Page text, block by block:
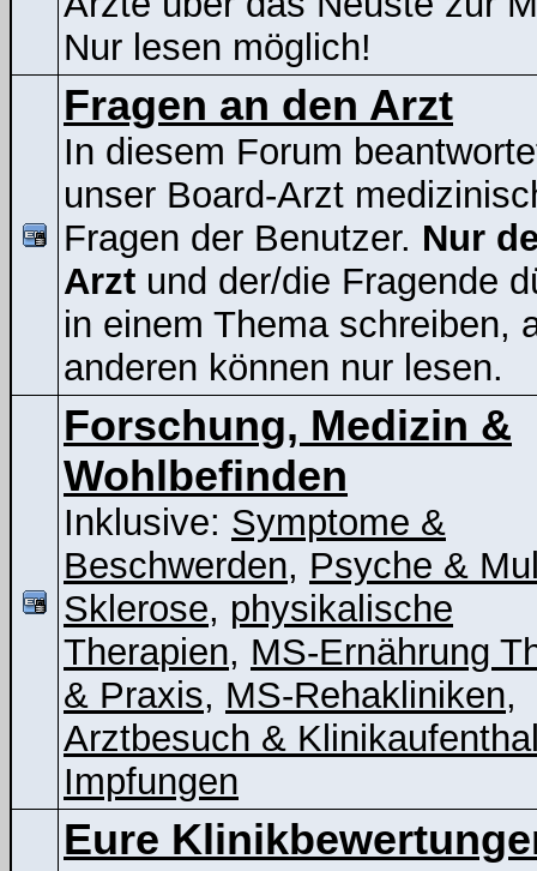
Nur lesen möglich!
Fragen an den Arzt
In diesem Forum
unser Board-Arzt
Fragen der Benutzer. Nur
Arzt und der/die Fragende
in einem Thema schreiben,
anderen können nur lesen.
Forschung, Medizin &
Wohlbefinden
Inklusive: Symptome &
Beschwerden, Psyche &
Sklerose, physikalische
Therapien, MS-Ernährung
& Praxis, MS-Rehakliniken,
Arztbesuch &
Impfungen
Eure